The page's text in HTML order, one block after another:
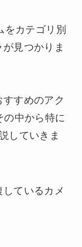
をカテゴリ別
見つかりま
すめのアク
の中から特に
していきま
ているカメ